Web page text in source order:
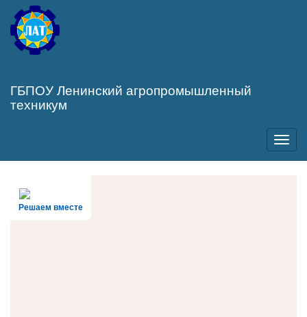
Перейти
основному
содержанию
ГБПОУ Ленинский агропромышленный
техникум
Решаем вместе